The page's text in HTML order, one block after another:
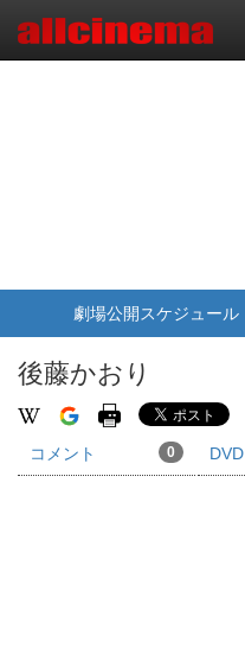
劇場公開スケジュール
後藤かおり
コメント 0 DVD